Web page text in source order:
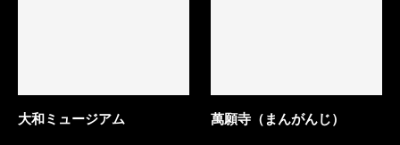
大和ミュージアム 萬願寺（まんがんじ）